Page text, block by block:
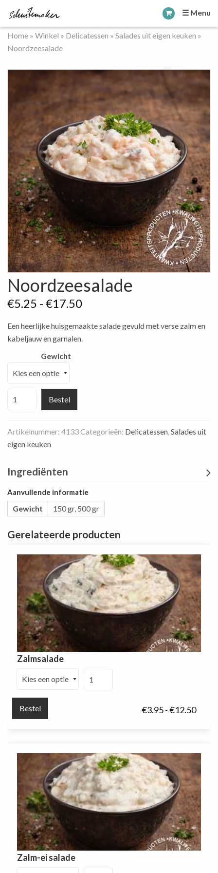
☰ Menu
Home » Winkel » Delicatessen » Salades uit eigen keuken »
Noordzeesalade
Noordzeesalade
€5.25 - €17.50Prijsklasse:
tot
€17.50
Een heerlijke huisgemaakte salade gevuld met verse zalm en
kabeljauw en garnalen.
Gewicht
Bestel
Artikelnummer: 4133Categorieën: Delicatessen,Salades uit
eigen keuken
Ingrediënten
Aanvullende informatie
Gewicht 150 gr, 500 gr
Gerelateerde producten
Zalmsalade
€3.95-€12.50
Bestel
Zalm-ei salade